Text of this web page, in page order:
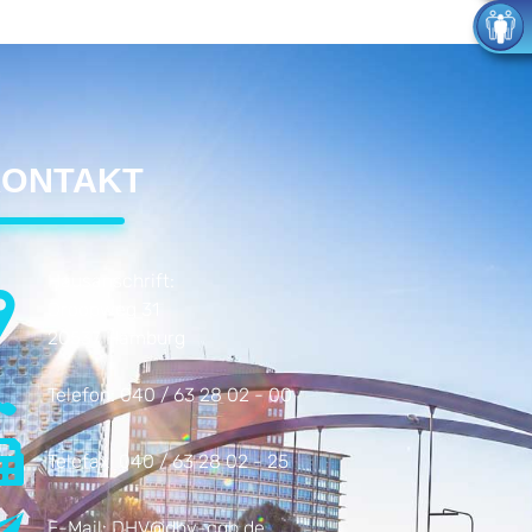
Hausanschrift:
20537 Hamburg
Telefon:040 / 63 28 02 - 00
Telefax: 040 / 63 28 02 - 25